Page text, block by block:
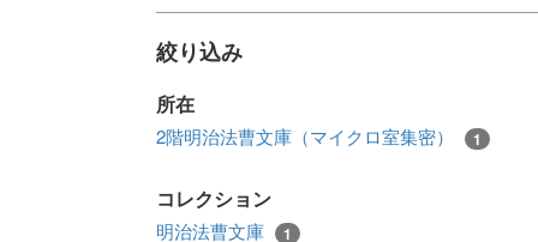
絞り込み
所在
2階明治法曹文庫（マイクロ室集密） 1
コレクション
明治法曹文庫 1